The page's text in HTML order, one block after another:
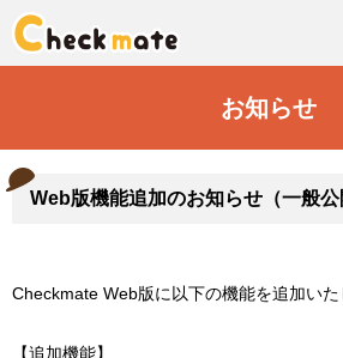
お知らせ
Web版機能追加のお知らせ（一般公
Checkmate Web版に以下の機能を追加いた
【追加機能】